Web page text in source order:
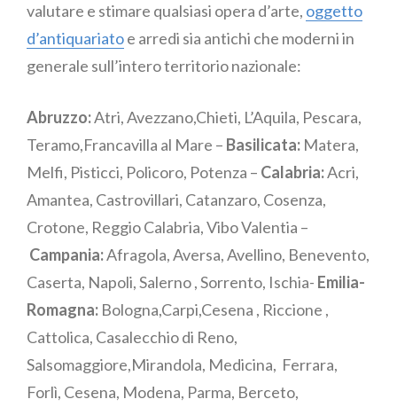
valutare e stimare qualsiasi opera d’arte, oggetto
d’antiquariatoe arredi sia antichi che moderni in
generale sull’intero territorio nazionale:
Abruzzo:Atri, Avezzano,Chieti, L’Aquila, Pescara,
Teramo,Francavilla al Mare – Basilicata: Matera,
Melfi, Pisticci, Policoro, Potenza – Calabria:Acri,
Amantea, Castrovillari, Catanzaro, Cosenza,
Crotone, Reggio Calabria, Vibo Valentia –
Campania:Afragola, Aversa, Avellino, Benevento,
Caserta, Napoli, Salerno , Sorrento, Ischia- Emilia-
Romagna: Bologna,Carpi,Cesena , Riccione ,
Cattolica, Casalecchio di Reno,
Salsomaggiore,Mirandola, Medicina, Ferrara,
Forlì, Cesena, Modena, Parma, Berceto,